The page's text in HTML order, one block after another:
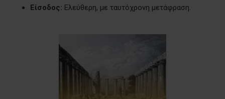
Είσοδος: Ελεύθερη, με ταυτόχρονη μετάφραση.